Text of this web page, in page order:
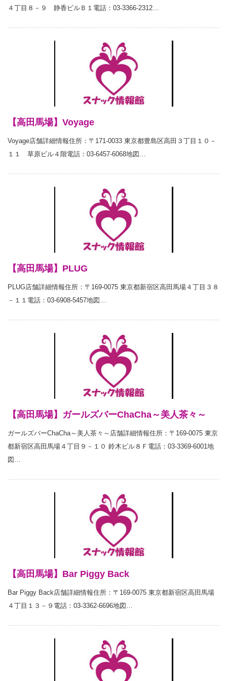
４丁目８－９ 静香ビルＢ１電話：03-3366-2312…
【高田馬場】Voyage
Voyage店舗詳細情報住所：〒171-0033 東京都豊島区高田３丁目１０－
１１ 草原ビル４階電話：03-6457-6068地図…
【高田馬場】PLUG
PLUG店舗詳細情報住所：〒169-0075 東京都新宿区高田馬場４丁目３８
－１１電話：03-6908-5457地図…
【高田馬場】ガールズバーChaCha～美人茶々～
ガールズバーChaCha～美人茶々～店舗詳細情報住所：〒169-0075 東京
都新宿区高田馬場４丁目９－１０ 鈴木ビル８Ｆ電話：03-3369-6001地
図…
【高田馬場】Bar Piggy Back
Bar Piggy Back店舗詳細情報住所：〒169-0075 東京都新宿区高田馬場
４丁目１３－９電話：03-3362-6696地図…